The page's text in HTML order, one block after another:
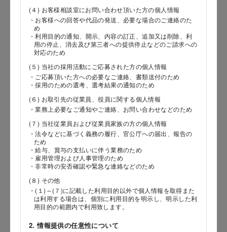
(４) お客様相談室にお問い合わせ頂いた方の個人情報
・お客様への回答や代品の発送、必要な場合のご連絡のた
め
・利用目的の通知、開示、内容の訂正、追加又は削除、利
用の停止、消去及び第三者への提供停止などのご請求への
対応のため
(５) 当社の採用活動にご応募された方の個人情報
・ご応募頂いた方への必要なご連絡、書類送付のため
・採用のための選考、選考結果の通知のため
(６) お取引先の従業員、役員に関する個人情報
・業務上必要なご通知やご連絡、お問い合わせなどのため
(７) 当社従業員および従業員家族の方の個人情報
・法令などに基づく義務の履行、官公庁への届出、報告の
ため
・給与、賞与の支払いに伴う業務のため
・雇用管理および人事管理のため
・非常時の安否確認や緊急な連絡などのため
(８) その他
・(１)～(７)に記載した利用目的以外で個人情報を取得また
は利用する場合は、個別に利用目的を明示し、明示した利
用目的の範囲内で利用致します。
2. 情報提供の任意性について
郵便番号
都道府県
市区郡
番地以降